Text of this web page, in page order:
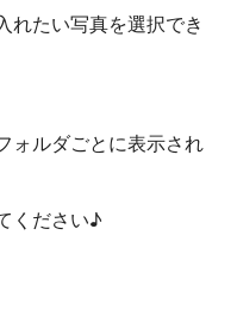
れたい写真を選択でき
ォルダごとに表示され
ください♪